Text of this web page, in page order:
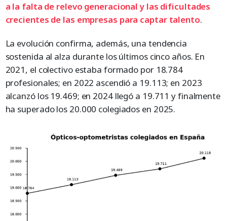
a la falta de relevo generacional y las dificultades
crecientes de las empresas para captar talento.
La evolución confirma, además, una tendencia
sostenida al alza durante los últimos cinco años. En
2021, el colectivo estaba formado por 18.784
profesionales; en 2022 ascendió a 19.113; en 2023
alcanzó los 19.469; en 2024 llegó a 19.711 y finalmente
ha superado los 20.000 colegiados en 2025.